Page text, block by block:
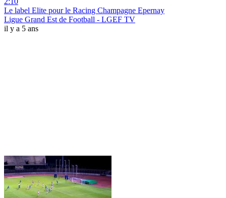
Le label Elite pour le Racing Champagne Epernay
Ligue Grand Est de Football - LGEF TV
il y a 5 ans